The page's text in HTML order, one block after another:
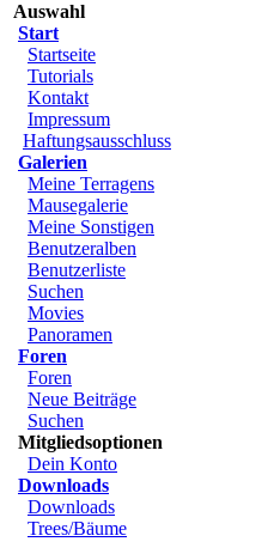
Auswahl
Start
Startseite
Tutorials
Kontakt
Impressum
Haftungsausschluss
Galerien
Meine Terragens
Mausegalerie
Meine Sonstigen
Benutzeralben
Benutzerliste
Suchen
Movies
Panoramen
Foren
Foren
Neue Beiträge
Suchen
Mitgliedsoptionen
Dein Konto
Downloads
Downloads
Trees/Bäume